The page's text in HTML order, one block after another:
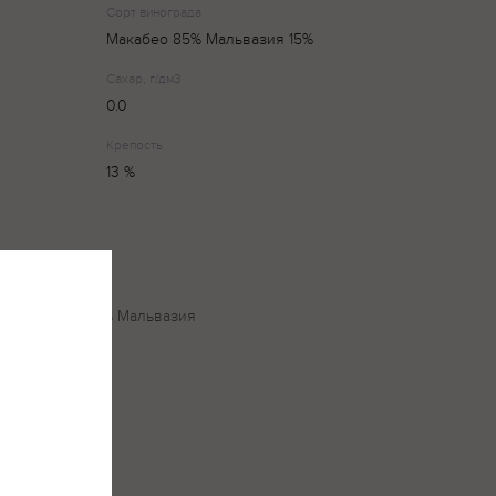
Сорт винограда
Макабео 85% Мальвазия 15%
Сахар, г/дм3
0.0
Крепость
13 %
Макабео 85% Мальвазия